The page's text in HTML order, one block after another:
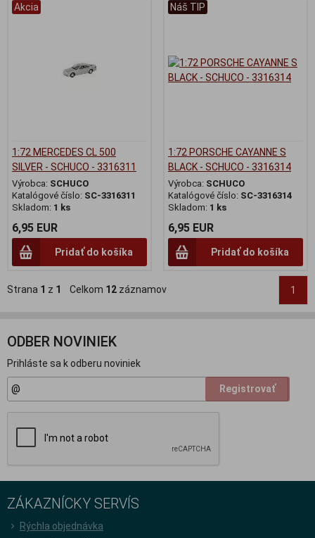
Akcia
1:72 MERCEDES CL 500
SILVER - SCHUCO - 3316311
Výrobca: SCHUCO
Katalógové číslo: SC-3316311
Skladom: 1 ks
6,95 EUR
Pridať do košíka
Náš TIP
1:72 PORSCHE CAYANNE S
BLACK - SCHUCO - 3316314
Výrobca: SCHUCO
Katalógové číslo: SC-3316314
Skladom: 1 ks
6,95 EUR
Pridať do košíka
Strana 1 z 1 Celkom 12 záznamov 1
ODBER NOVINIEK
Prihláste sa k odberu noviniek
Registrovať
ZÁKAZNÍCKY SERVÍS
Rýchla objednávka